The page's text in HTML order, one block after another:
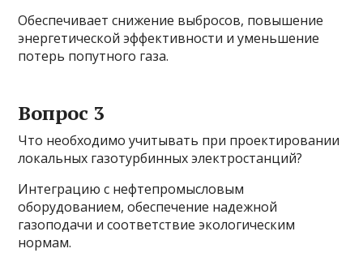
Обеспечивает снижение выбросов, повышение
энергетической эффективности и уменьшение
потерь попутного газа.
Вопрос 3
Что необходимо учитывать при проектировании
локальных газотурбинных электростанций?
Интеграцию с нефтепромысловым
оборудованием, обеспечение надежной
газоподачи и соответствие экологическим
нормам.